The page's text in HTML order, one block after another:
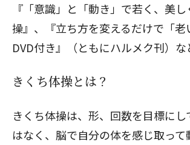
『「意識」と「動き」で若く、美
操』 、
『立ち方を変えるだけで「老
DVD付き』
（ともにハルメク刊）な
きくち体操とは？
きくち体操は、形、回数を目標に
はなく、脳で自分の体を感じ取って